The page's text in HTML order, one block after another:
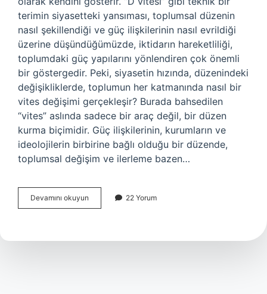
terimin siyasetteki yansıması, toplumsal düzenin
nasıl şekillendiği ve güç ilişkilerinin nasıl evrildiği
üzerine düşündüğümüzde, iktidarın hareketliliği,
toplumdaki güç yapılarını yönlendiren çok önemli
bir göstergedir. Peki, siyasetin hızında, düzenindeki
değişikliklerde, toplumun her katmanında nasıl bir
vites değişimi gerçekleşir? Burada bahsedilen
“vites” aslında sadece bir araç değil, bir düzen
kurma biçimidir. Güç ilişkilerinin, kurumların ve
ideolojilerin birbirine bağlı olduğu bir düzende,
toplumsal değişim ve ilerleme bazen…
Devamını okuyun
vitesi
?
22 Yorum